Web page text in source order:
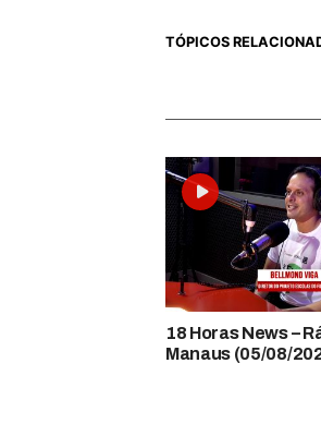
TÓPICOS
18 Horas News​​​​​​​​​​​​ –
Manaus (05/08/